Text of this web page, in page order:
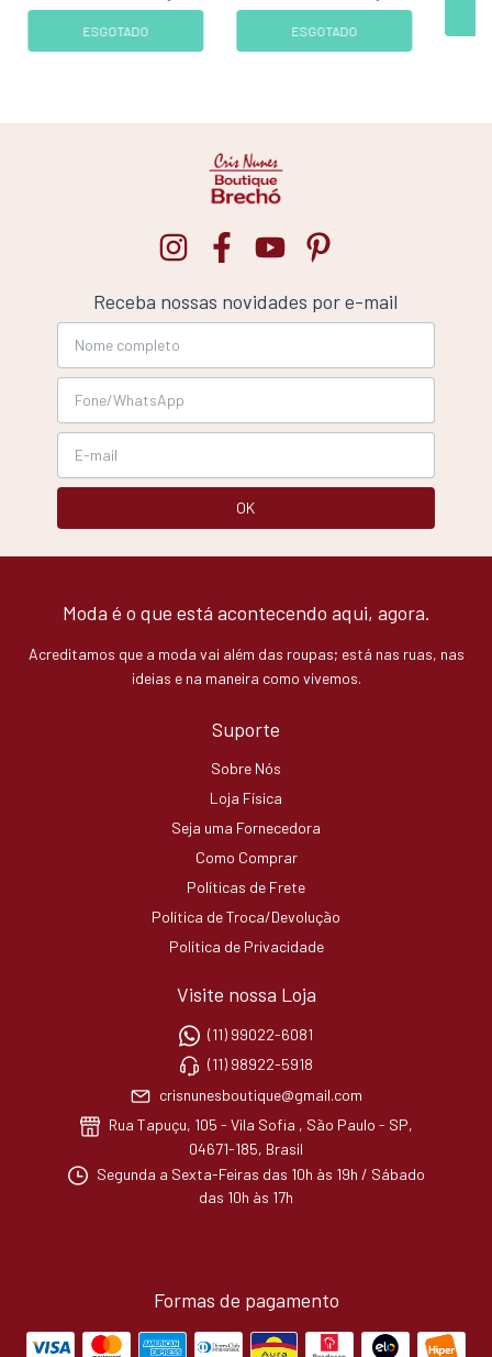
ESGOTADO ESGOTADO
Receba nossas novidades por e-mail
Moda é o que está acontecendo aqui, agora.
Acreditamos que a moda vai além das roupas; está nas ruas, nas
ideias e na maneira como vivemos.
Suporte
Sobre Nós
Loja Física
Seja uma Fornecedora
Como Comprar
Políticas de Frete
Política de Troca/Devolução
Política de Privacidade
Visite nossa Loja
(11) 99022-6081
(11) 98922-5918
crisnunesboutique@gmail.com
Rua Tapuçu, 105 - Vila Sofia , São Paulo - SP,
04671-185, Brasil
Segunda a Sexta-Feiras das 10h às 19h / Sábado
das 10h às 17h
Formas de pagamento